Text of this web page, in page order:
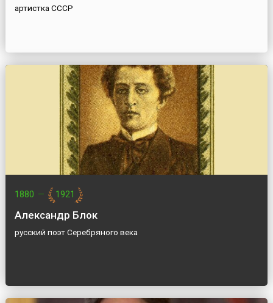
артистка СССР
1880 — 1921
Александр Блок
русский поэт Серебряного века